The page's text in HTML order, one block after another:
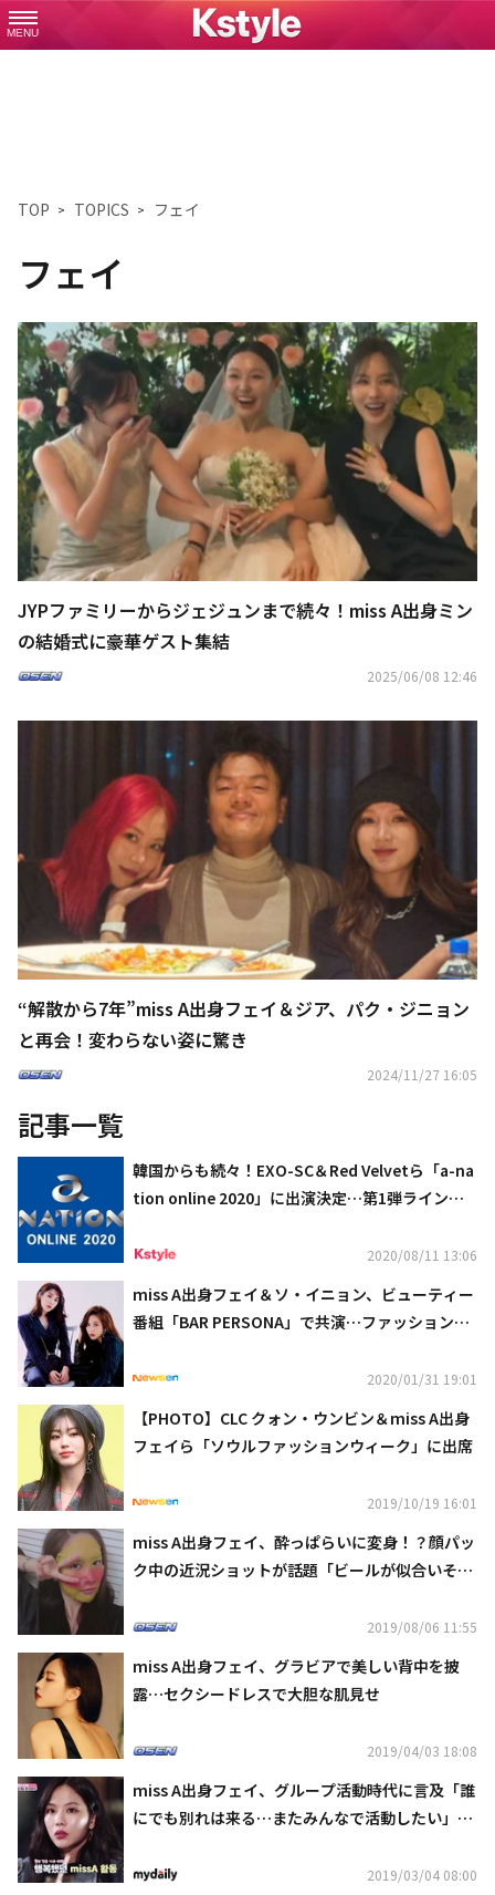
MENU
TOP TOPICS フェイ
フェイ
JYPファミリーからジェジュンまで続々！miss A出身ミン
の結婚式に豪華ゲスト集結
2025/06/08 12:46
“解散から7年”miss A出身フェイ＆ジア、パク・ジニョン
と再会！変わらない姿に驚き
2024/11/27 16:05
記事一覧
韓国からも続々！EXO-SC＆Red Velvetら「a-na
tion online 2020」に出演決定…第1弾ラインナ
2020/08/11 13:06
miss A出身フェイ＆ソ・イニョン、ビューティー
番組「BAR PERSONA」で共演…ファッションや
2020/01/31 19:01
【PHOTO】CLC クォン・ウンビン＆miss A出身
フェイら「ソウルファッションウィーク」に出席
2019/10/19 16:01
miss A出身フェイ、酔っぱらいに変身！？顔パッ
ク中の近況ショットが話題「ビールが似合いそ
2019/08/06 11:55
miss A出身フェイ、グラビアで美しい背中を披
露…セクシードレスで大胆な肌見せ
2019/04/03 18:08
miss A出身フェイ、グループ活動時代に言及「誰
にでも別れは来る…またみんなで活動したい」
2019/03/04 08:00